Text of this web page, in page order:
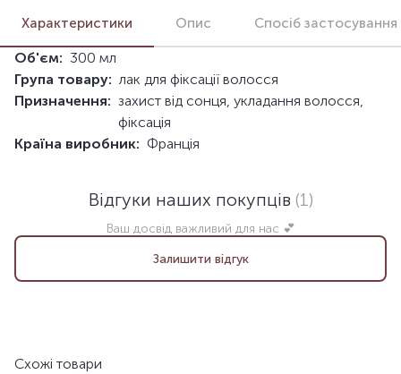
Характеристики Опис Спосіб застосування
Об'єм: 300 мл
Група товару: лак для фіксації волосся
Призначення: захист від сонця, укладання волосся,
фіксація
Країна виробник: Франція
Відгуки наших покупців (1)
Ваш досвід важливий для нас 💕
Залишити відгук
Схожі товари